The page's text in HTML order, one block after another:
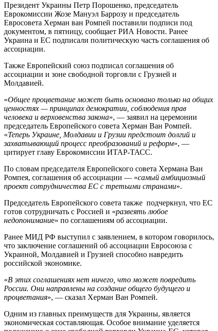
Президент Украины Петр Порошенко, председатель
Еврокомиссии Жозе Мануэл Баррозу и председатель
Евросовета Херман ван Ромпей поставили подписи под
документом, в пятницу, сообщает РИА Новости. Ранее
Украина и ЕС подписали политическую часть соглашения об
ассоциации.
Также Европейский союз подписал соглашения об
ассоциации и зоне свободной торговли с Грузией и
Молдавией.
«Общее процветание может быть основано только на общих
ценностях — принципах демократии, соблюдения прав
человека и верховенства закона», — заявил на церемонии
председатель Европейского совета Херман Ван Ромпей.
«Теперь Украине, Молдавии и Грузии предстоит долгий и
захватывающий процесс преобразований и реформ», —
цитирует главу Еврокомиссии ИТАР-ТАСС.
По словам председателя Европейского совета Хермана Ван
Ромпея, соглашения об ассоциации — «самый амбициозный
проект сотрудничества ЕС с третьими странами».
Председатель Европейского совета также подчеркнул, что ЕС
готов сотрудничать с Россией и «развеять любое
недопонимание» по соглашениям об ассоциации.
Ранее МИД РФ выступил с заявлением, в котором говорилось,
что заключение соглашений об ассоциации Евросоюза с
Украиной, Молдавией и Грузией способно навредить
российской экономике.
«В этих соглашениях нет ничего, что может повредить
России. Они направлены на создание общего будущего и
процветания», — сказал Херман Ван Ромпей.
Одним из главных преимуществ для Украины, является
экономическая составляющая. Особое внимание уделяется